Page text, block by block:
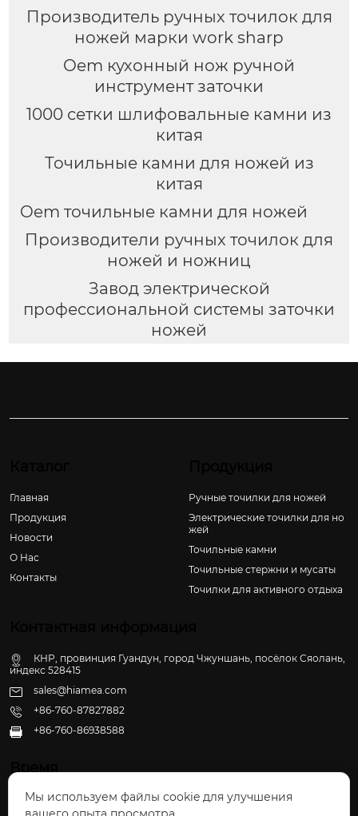
Производитель ручных точилок для
ножей марки work sharp
Oem кухонный нож ручной
инструмент заточки
1000 сетки шлифовальные камни из
китая
Точильные камни для ножей из
китая
Oem точильные камни для ножей
Производители ручных точилок для
ножей и ножниц
Завод электрической
профессиональной системы заточки
ножей
Главная
Продукция
Новости
О Hас
Контакты
Ручные точилки для ножей
Электрические точилки для но
жей
Точильные камни
Точильные стержни и мусаты
Точилки для активного отдыха
КНР, провинция Гуандун, город Чжуншань, посёлок Сяолань,
индекс 528415
sales@hiamea.com
+86-760-87827882
 +86-760-86938588
Время
Пн - Пт: 09:30 - 22:00
Мы используем файлы cookie для улучшения